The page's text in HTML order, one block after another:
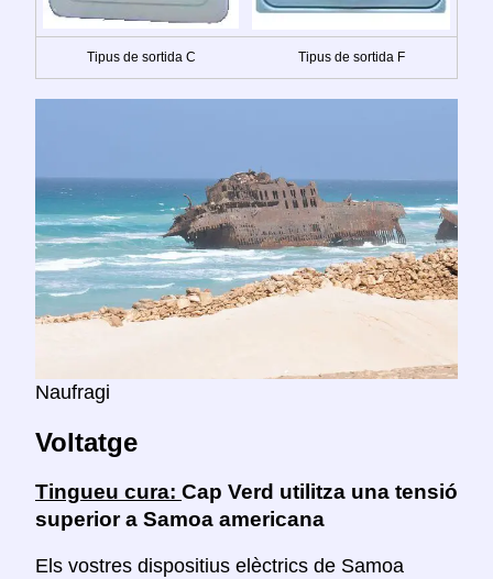
Tipus de sortida C Tipus de sortida F
Naufragi
Voltatge
Tingueu cura: Cap Verd utilitza una tensió
superior a Samoa americana
Els vostres dispositius elèctrics de Samoa